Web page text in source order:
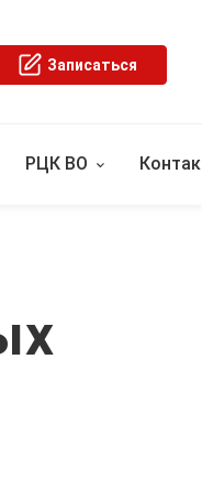
Записаться
РЦК ВО